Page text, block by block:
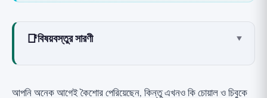
📑বিষয়বস্তুর সারণী ▾
আপনি অনেক আগেই কৈশোর পেরিয়েছেন, কিন্তু এখনও কি চোয়াল ও চিবুকে